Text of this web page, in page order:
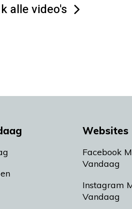
alle video's
Websites
Facebook
Vandaag
Instagram
Vandaag